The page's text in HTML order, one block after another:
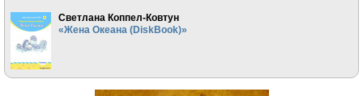
Светлана Коппел-Ковтун
«Жена Океана (DiskBook)»